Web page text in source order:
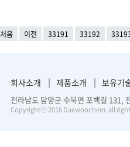
처음 이전 33191 33192
회사소개 제품소개 보유기
전라남도 담양군 수북면 포백길
Copyrightⓒ 2016 Daewoochem. all